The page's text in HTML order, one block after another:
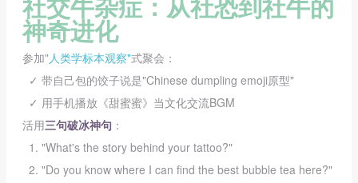
神奇进化
参加"人类学标本观察"式聚会：
✓ 带自己包的饺子说是"Chinese dumpling emoji原型"
✓ 用手机播放《甜蜜蜜》当文化交流BGM
活用三句破冰神句 ：
1. "What's the story behind your tattoo?"
2. "Do you know where I can find the best bubble tea here?"